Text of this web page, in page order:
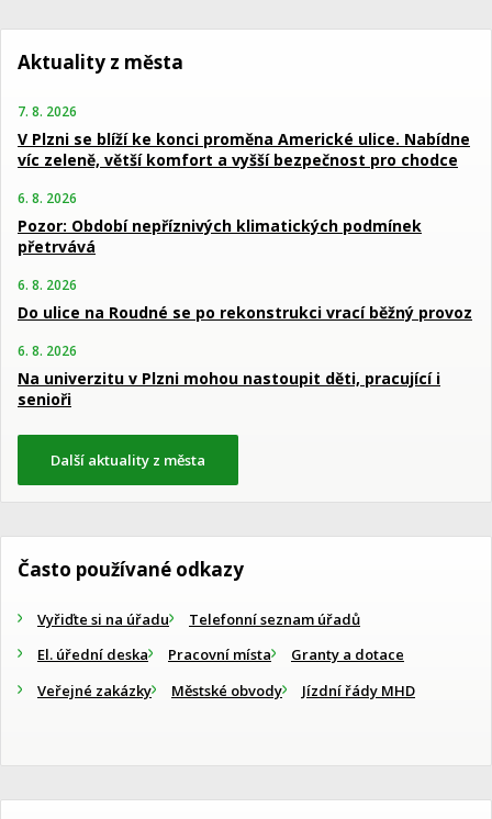
Aktuality z města
7. 8. 2026
V Plzni se blíží ke konci proměna Americké ulice. Nabídne
víc zeleně, větší komfort a vyšší bezpečnost pro chodce
6. 8. 2026
Pozor: Období nepříznivých klimatických podmínek
přetrvává
6. 8. 2026
Do ulice na Roudné se po rekonstrukci vrací běžný provoz
6. 8. 2026
Na univerzitu v Plzni mohou nastoupit děti, pracující i
senioři
Další aktuality z města
Často používané odkazy
Vyřiďte si na úřadu
Telefonní seznam úřadů
El. úřední deska
Pracovní místa
Granty a dotace
Veřejné zakázky
Městské obvody Jízdní řády MHD